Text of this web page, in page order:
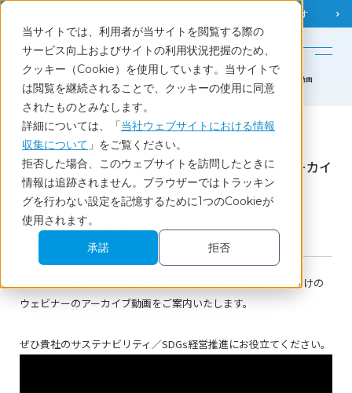
当サイトでは、利用者が当サイトを閲覧する際の
サービス向上およびサイトの利用状況把握のため、
クッキー（Cookie）を使用しています。当サイトで
は閲覧を継続されることで、クッキーの使用に同意
されたものとみなします。
詳細については、「当社ウェブサイトにおける情報
収集について 」をご覧ください。
拒否した場合、このウェブサイトを訪問したときに
情報は追跡されません。ブラウザーではトラッキン
グを行わない設定を記憶するために1つのCookieが
使用されます。
承諾
拒否
お役立ち情報を探す
English
「サステナビリティ経営の最前線」ウェビナーアーカイブ動画
Report
「サステナビリティ経営の最前線」ウェビナーアーカイ
ブ動画
2021.11.30開催ウェビナー
21年11月30日に開催した、日経SDGs経営調査ご回答企業様向けの
ウェビナーのアーカイブ動画をご案内いたします。
ぜひ貴社のサステナビリティ／SDGs経営推進にお役立てください。